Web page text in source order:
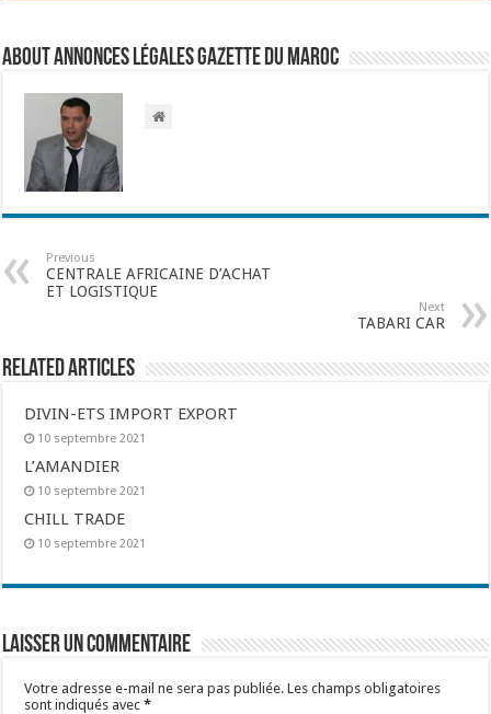
About Annonces légales Gazette du Maroc
Previous
CENTRALE AFRICAINE D’ACHAT
ET LOGISTIQUE
Next
TABARI CAR
Related Articles
DIVIN-ETS IMPORT EXPORT
10 septembre 2021
L’AMANDIER
10 septembre 2021
CHILL TRADE
10 septembre 2021
Laisser un commentaire
Votre adresse e-mail ne sera pas publiée. Les champs obligatoires
sont indiqués avec*